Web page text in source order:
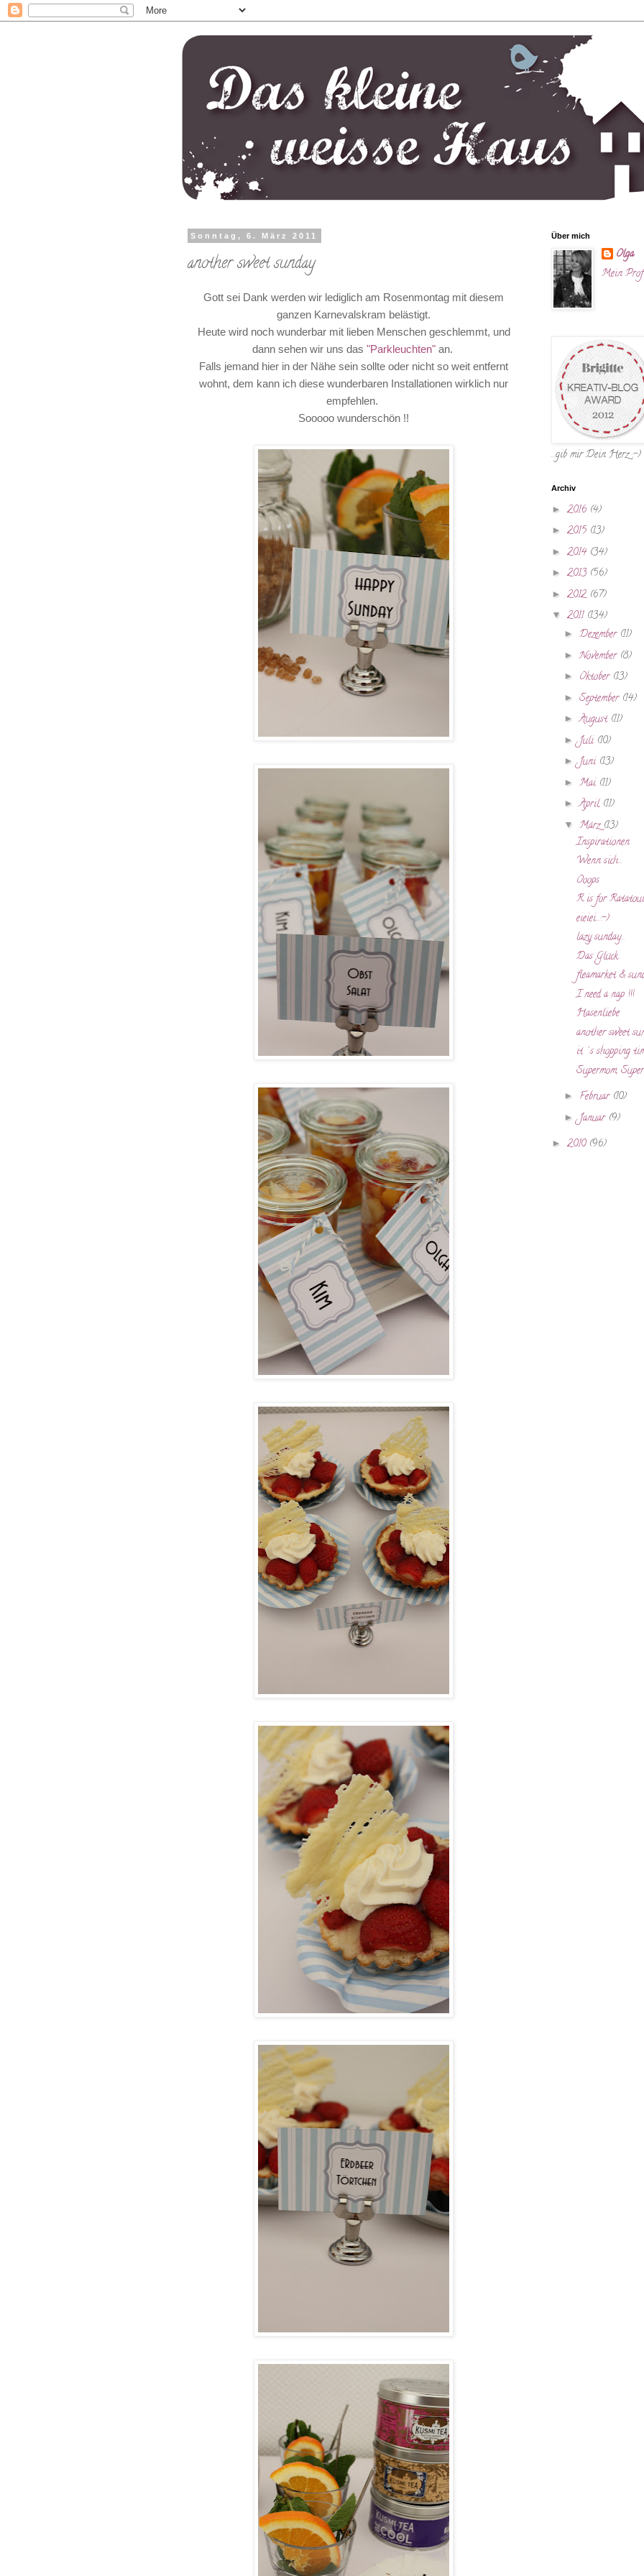
Sonntag, 6. März 2011
another sweet sunday
Gott sei Dank werden wir lediglich am Rosenmontag mit diesem
ganzen Karnevalskram belästigt.
Heute wird noch wunderbar mit lieben Menschen geschlemmt, und
dann sehen wir uns das "Parkleuchten"an.
Falls jemand hier in der Nähe sein sollte oder nicht so weit entfernt
wohnt, dem kann ich diese wunderbaren Installationen wirklich nur
empfehlen.
Sooooo wunderschön !!
Über mich
Olga
Mein
...gib mir Dein Herz :-)
Archiv
► 2016 (4)
► 2015 (13)
► 2014 (34)
► 2013 (56)
► 2012 (67)
▼ 2011 (134)
► Dezember (11)
► November (8)
► Oktober (13)
► September (14)
► August (11)
►Juli (10)
►Juni (13)
► Mai (11)
► April (11)
▼ März(13)
Inspirationen
Wenn sich...
Ooops
R is for
eieiei...:-)
lazy sunday...
Das Glück..
fleamarket &
I need a nap !!!
Hasenliebe
another sweet
it´s shopping
Supermom,
► Februar (10)
►Januar (9)
► 2010 (96)